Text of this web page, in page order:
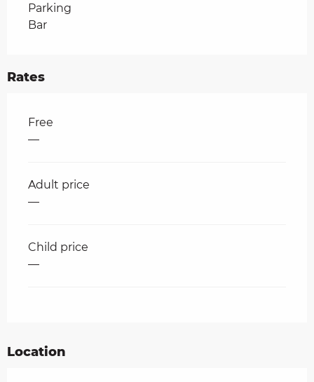
Parking
Bar
Rates
Rates 2026
Free
—
Adult price
—
Child price
—
Location